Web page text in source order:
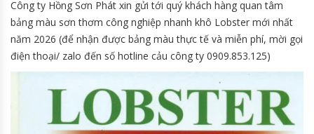
Công ty Hồng Sơn Phát xin gửi tới quý khách hàng quan tâm
bảng màu sơn thơm công nghiệp nhanh khô Lobster mới nhất
năm 2026 (để nhận được bảng màu thực tế và miễn phí, mời gọi
điện thoại/ zalo đến số hotline cảu công ty 0909.853.125)